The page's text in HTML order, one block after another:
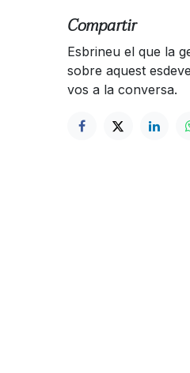
Compartir
Esbrineu el que la
sobre aquest
vos a la conversa.